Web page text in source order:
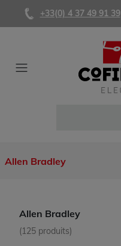
+33(0) 4 37 49 91 39
Allen Bradley
Allen Bradley
(125 produits)